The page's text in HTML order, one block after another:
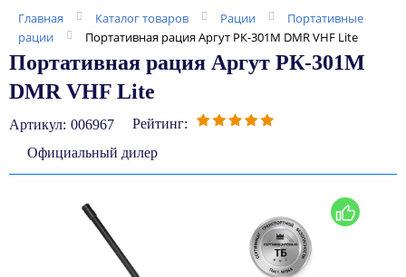
Главная Каталог товаров Рации
Портативные
рации
Портативная рация Аргут РК-301М DMR VHF Lite
Портативная рация Аргут РК-301М
DMR VHF Lite
Артикул: 006967
Рейтинг:
Официальный дилер